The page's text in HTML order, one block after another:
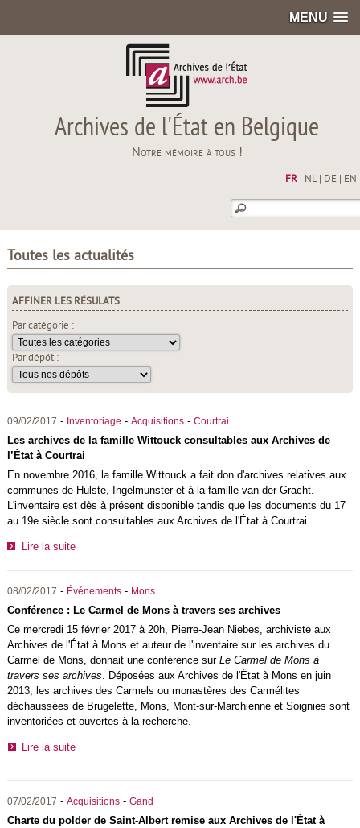
MENU
Archives de l'État en Belgique
Notre mémoire à tous !
FR| NL| DE EN
Toutes les actualités
AFFINER LES RÉSULATS
Par catégorie :
Par dépôt :
09/02/2017 - Inventoriage - Acquisitions- Courtrai
Les archives de la famille Wittouck consultables aux Archives de
l’État à Courtrai
En novembre 2016, la famille Wittouck a fait don d'archives relatives aux
communes de Hulste, Ingelmunster et à la famille van der Gracht.
L'inventaire est dès à présent disponible tandis que les documents du 17
au 19e siècle sont consultables aux Archives de l'État à Courtrai.
Lire la suite
08/02/2017 - Événements- Mons
Conférence : Le Carmel de Mons à travers ses archives
Ce mercredi 15 février 2017 à 20h, Pierre-Jean Niebes, archiviste aux
Archives de l'État à Mons et auteur de l'inventaire sur les archives du
Carmel de Mons, donnait une conférence surLe Carmel de Mons à
travers ses archives . Déposées aux Archives de l'État à Mons en juin
2013, les archives des Carmels ou monastères des Carmélites
déchaussées de Brugelette, Mons, Mont-sur-Marchienne et Soignies sont
inventoriées et ouvertes à la recherche.
Lire la suite
07/02/2017 - Acquisitions- Gand
Charte du polder de Saint-Albert remise aux Archives de l'État à